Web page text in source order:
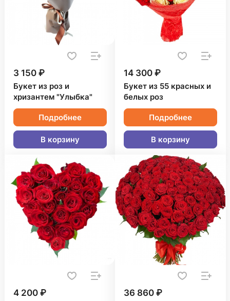
3 150 ₽
Букет из роз и
хризантем "Улыбка"
Подробнее
В корзину
14 300 ₽
Букет из 55 красных и
белых роз
Подробнее
В корзину
4 200 ₽ 36 860 ₽